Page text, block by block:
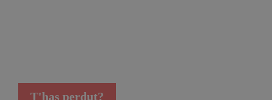
T'has perdut?